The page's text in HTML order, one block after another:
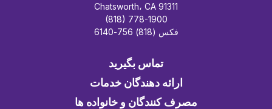
Chatsworth، CA 91311
(818) 778-1900
فکس (818) 756-6140
تماس بگیرید
ارائه دهندگان خدمات
مصرف کنندگان و خانواده ها